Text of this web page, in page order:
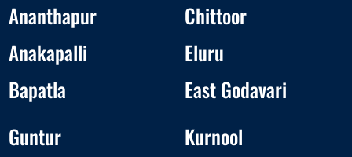
Ananthapur
Anakapalli
Bapatla
Chittoor
Eluru
East Godavari
Guntur
Kurnool